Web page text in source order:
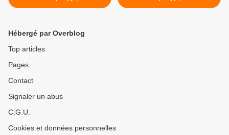
Hébergé par Overblog
Top articles
Pages
Contact
Signaler un abus
C.G.U.
Cookies et données personnelles